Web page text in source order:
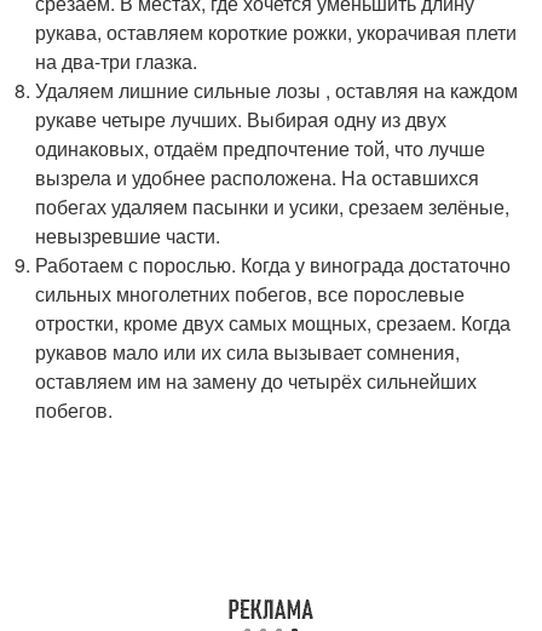
рукава, оставляем короткие рожки, укорачивая плети
на два-три глазка.
Удаляем лишние сильные лозы , оставляя на каждом
рукаве четыре лучших. Выбирая одну из двух
одинаковых, отдаём предпочтение той, что лучше
вызрела и удобнее расположена. На оставшихся
побегах удаляем пасынки и усики, срезаем зелёные,
невызревшие части.
Работаем с порослью. Когда у винограда достаточно
сильных многолетних побегов, все порослевые
отростки, кроме двух самых мощных, срезаем. Когда
рукавов мало или их сила вызывает сомнения,
оставляем им на замену до четырёх сильнейших
побегов.